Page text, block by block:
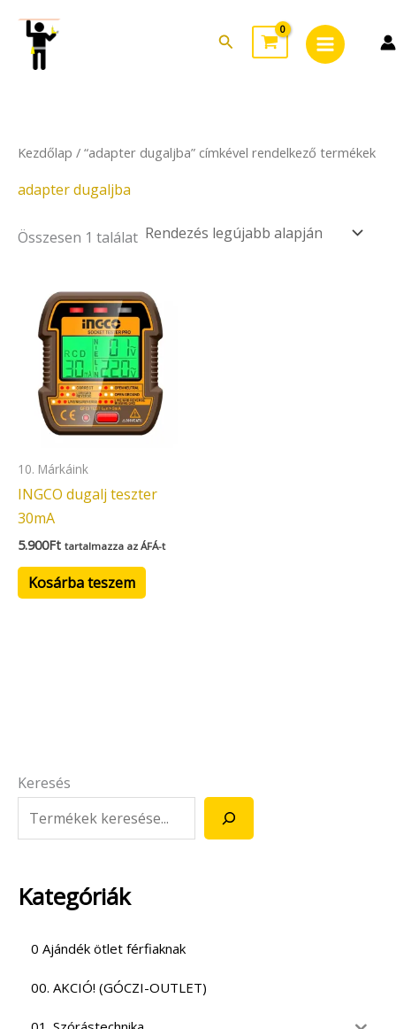
content
Search
Menu
Keresés
Kategóriák
0 Ajándék ötlet férfiaknak
00. AKCIÓ! (GÓCZI-OUTLET)
Kezdőlap / “adapter dugaljba” címkével rendelkező termékek
adapter dugaljba
Összesen 1 találat
10. Márkáink
INGCO dugalj teszter
30mA
5.900Ft tartalmazza az ÁFÁ-t
Kosárba teszem